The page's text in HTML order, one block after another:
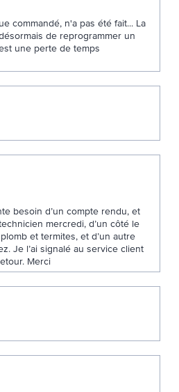
commandé, n'a pas été fait... La
de reprogrammer un
une perte de temps
besoin d’un compte rendu, et
mercredi, d’un côté le
et termites, et d’un autre
Je l’ai signalé au service client
Merci